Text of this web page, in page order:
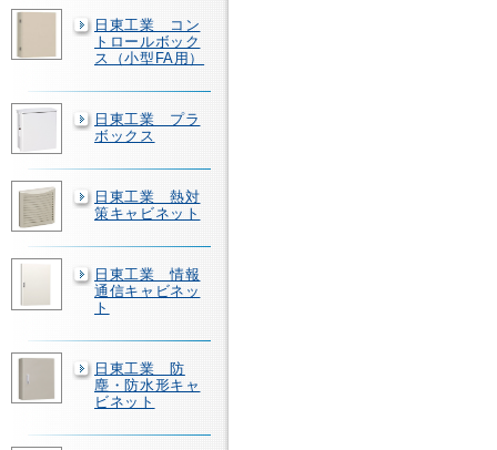
日東工業 コン
トロールボック
ス（小型FA用）
日東工業 プラ
ボックス
日東工業 熱対
策キャビネット
日東工業 情報
通信キャビネッ
ト
日東工業 防
塵・防水形キャ
ビネット